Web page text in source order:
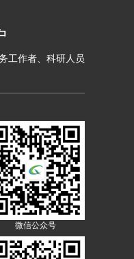
工作者、科研人员
微信公众号